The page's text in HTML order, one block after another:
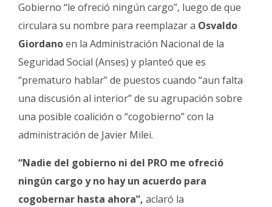
Gobierno “le ofreció ningún cargo”, luego de que
circulara su nombre para reemplazar a Osvaldo
Giordanoen la Administración Nacional de la
Seguridad Social (Anses) y planteó que es
“prematuro hablar” de puestos cuando “aun falta
una discusión al interior” de su agrupación sobre
una posible coalición o “cogobierno” con la
administración de Javier Milei.
“Nadie del gobierno ni del PRO me ofreció
ningún cargo y no hay un acuerdo para
cogobernar hasta ahora”, aclaró la